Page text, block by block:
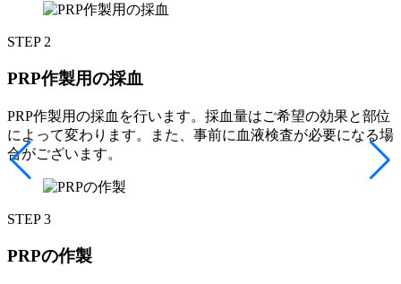
STEP 2
PRP作製用の採血
PRP作製用の採血を行います。採血量はご希望の効果と部位
によって変わります。また、事前に血液検査が必要になる場
合がございます。
STEP 3
PRPの作製